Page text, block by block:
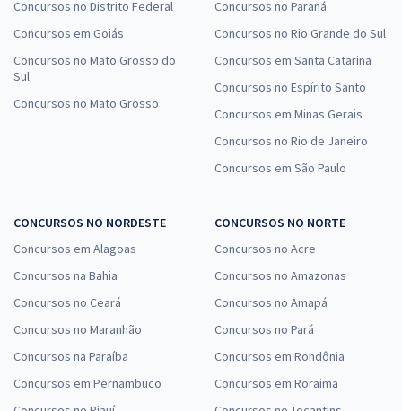
Concursos no Distrito Federal
Concursos em Goiás
Concursos no Mato Grosso do
Sul
Concursos no Mato Grosso
Concursos no Paraná
Concursos no Rio Grande do Sul
Concursos em Santa Catarina
Concursos no Espírito Santo
Concursos em Minas Gerais
Concursos no Rio de Janeiro
Concursos em São Paulo
CONCURSOS NO NORDESTE
Concursos em Alagoas
Concursos na Bahia
Concursos no Ceará
Concursos no Maranhão
Concursos na Paraíba
Concursos em Pernambuco
CONCURSOS NO NORTE
Concursos no Acre
Concursos no Amazonas
Concursos no Amapá
Concursos no Pará
Concursos em Rondônia
Concursos em Roraima